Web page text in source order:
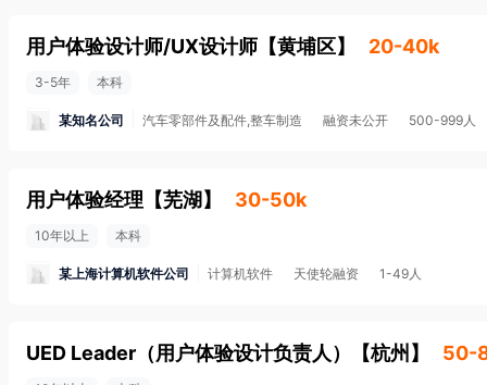
用户体验设计师/UX设计师 【黄埔区】 20-40k
3-5年 本科
某知名公司 汽车零部件及配件,整车制造 融资未公开 500-999人
用户体验经理 【芜湖 】 30-50k
10年以上 本科
某上海计算机软件公司 计算机软件 天使轮融资 1-49人
UED Leader（用户体验设计负责人） 【杭州 】 50-